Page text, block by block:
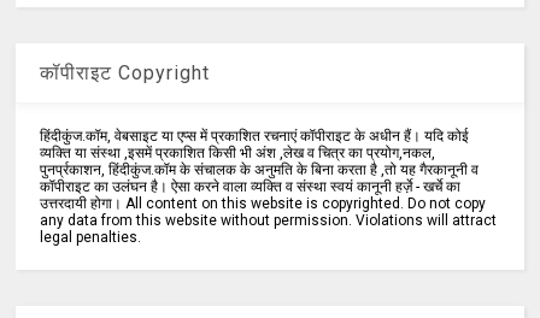
कॉपीराइट Copyright
हिंदीकुंज.कॉम, वेबसाइट या एप्स में प्रकाशित रचनाएं कॉपीराइट के अधीन हैं। यदि कोई
व्यक्ति या संस्था ,इसमें प्रकाशित किसी भी अंश ,लेख व चित्र का प्रयोग,नकल,
पुनर्प्रकाशन, हिंदीकुंज.कॉम के संचालक के अनुमति के बिना करता है ,तो यह गैरकानूनी व
कॉपीराइट का उलंघन है। ऐसा करने वाला व्यक्ति व संस्था स्वयं कानूनी हर्ज़े - खर्चे का
उत्तरदायी होगा। All content on this website is copyrighted. Do not copy
any data from this website without permission. Violations will attract
legal penalties.